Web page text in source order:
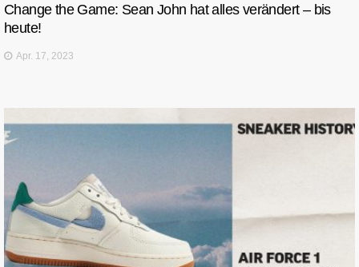
Change the Game: Sean John hat alles verändert – bis
heute!
Apr. 17, 2023